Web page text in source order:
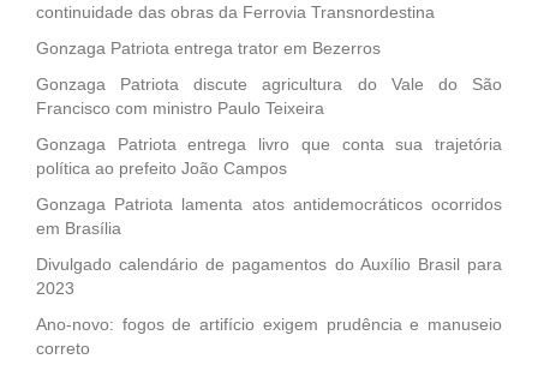
continuidade das obras da Ferrovia Transnordestina
Gonzaga Patriota entrega trator em Bezerros
Gonzaga Patriota discute agricultura do Vale do São
Francisco com ministro Paulo Teixeira
Gonzaga Patriota entrega livro que conta sua trajetória
política ao prefeito João Campos
Gonzaga Patriota lamenta atos antidemocráticos ocorridos
em Brasília
Divulgado calendário de pagamentos do Auxílio Brasil para
2023
Ano-novo: fogos de artifício exigem prudência e manuseio
correto